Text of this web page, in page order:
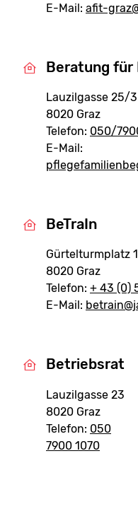
E-Mail: afit-
Beratung für
Lauzilgasse 25/3
8020 Graz
Telefon: 050/
E-Mail:
BeTraIn
Gürtelturmplatz
8020 Graz
Telefon: + 43 (0)
E-Mail:
Betriebsrat
Lauzilgasse 23
8020 Graz
Telefon: 050
7900 1070